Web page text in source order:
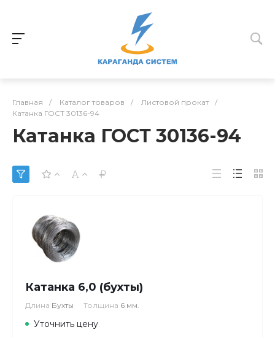
Главная / Каталог товаров / Листовой прокат
/
Катанка ГОСТ 30136-94
Катанка ГОСТ 30136-94
Катанка 6,0 (бухты)
Длина Бухты Толщина 6 мм.
Уточнить цену